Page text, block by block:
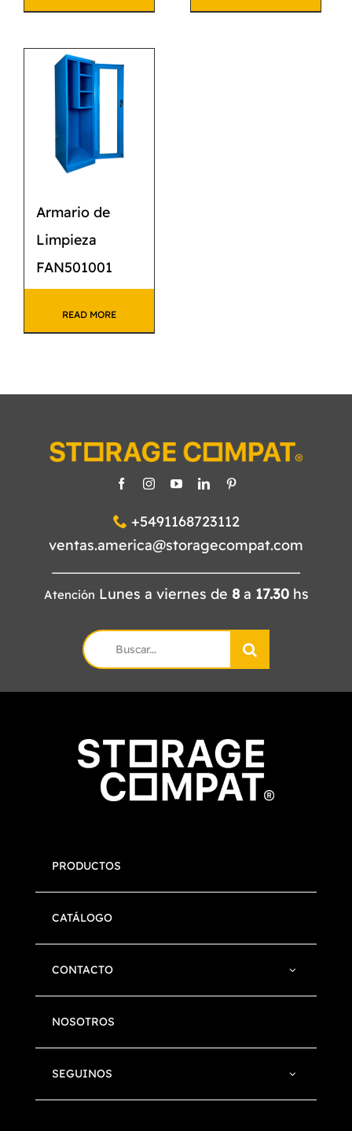
Armario de
Limpieza
FAN501001
READ MORE
+5491168723112
ventas.america@storagecompat.com
Atención Lunes a viernes de 8a 17.30hs
Search
for:
PRODUCTOS
CATÁLOGO
CONTACTO
NOSOTROS
SEGUINOS